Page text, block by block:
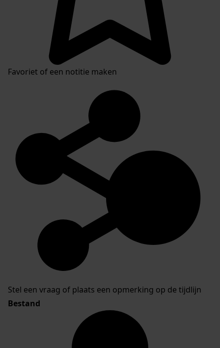
Favoriet of een notitie maken
Stel een vraag of plaats een opmerking op de tijdlijn
Bestand